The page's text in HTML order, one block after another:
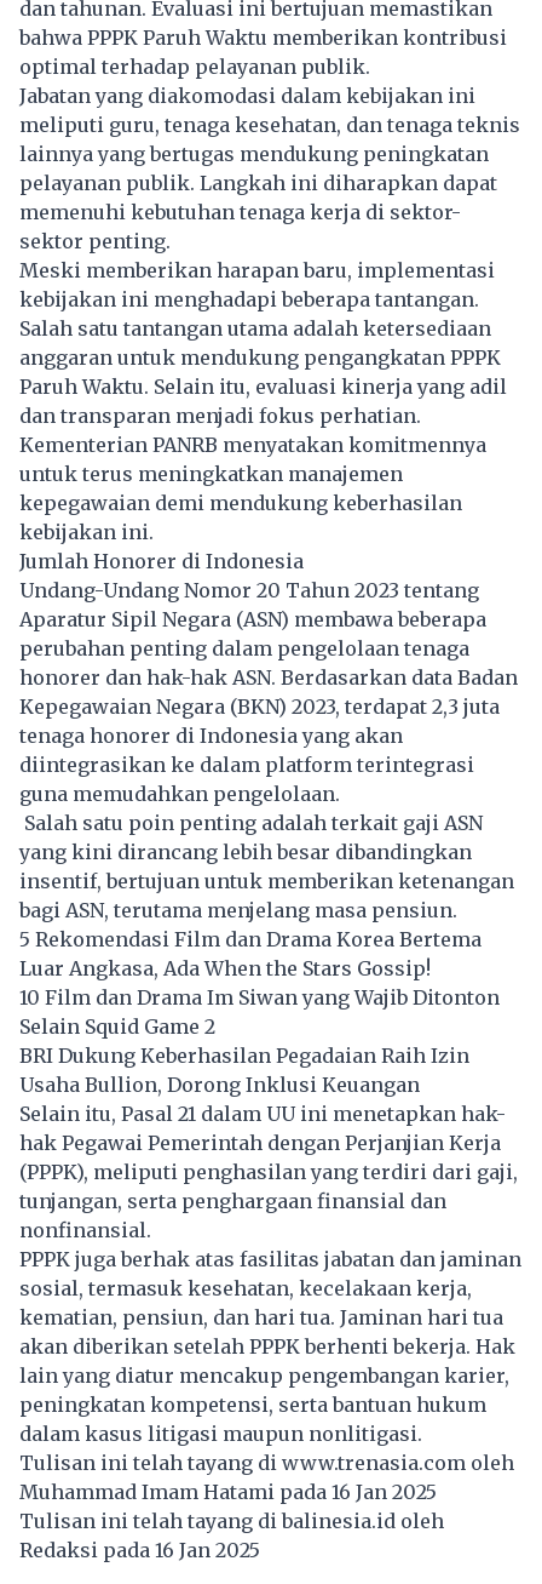
dan tahunan. Evaluasi ini bertujuan memastikan
bahwa PPPK Paruh Waktu memberikan kontribusi
optimal terhadap pelayanan publik.
Jabatan yang diakomodasi dalam kebijakan ini
meliputi guru, tenaga kesehatan, dan tenaga teknis
lainnya yang bertugas mendukung peningkatan
pelayanan publik. Langkah ini diharapkan dapat
memenuhi kebutuhan tenaga kerja di sektor-
sektor penting.
Meski memberikan harapan baru, implementasi
kebijakan ini menghadapi beberapa tantangan.
Salah satu tantangan utama adalah ketersediaan
anggaran untuk mendukung pengangkatan PPPK
Paruh Waktu. Selain itu, evaluasi kinerja yang adil
dan transparan menjadi fokus perhatian.
Kementerian PANRB menyatakan komitmennya
untuk terus meningkatkan manajemen
kepegawaian demi mendukung keberhasilan
kebijakan ini.
Jumlah Honorer di Indonesia
Undang-Undang Nomor 20 Tahun 2023 tentang
Aparatur Sipil Negara (ASN) membawa beberapa
perubahan penting dalam pengelolaan tenaga
honorer dan hak-hak ASN. Berdasarkan data Badan
Kepegawaian Negara (BKN) 2023, terdapat 2,3 juta
tenaga honorer di Indonesia yang akan
diintegrasikan ke dalam platform terintegrasi
guna memudahkan pengelolaan.
Salah satu poin penting adalah terkait gaji ASN
yang kini dirancang lebih besar dibandingkan
insentif, bertujuan untuk memberikan ketenangan
bagi ASN, terutama menjelang masa pensiun.
5 Rekomendasi Film dan Drama Korea Bertema
Luar Angkasa, Ada When the Stars Gossip!
10 Film dan Drama Im Siwan yang Wajib Ditonton
Selain Squid Game 2
BRI Dukung Keberhasilan Pegadaian Raih Izin
Usaha Bullion, Dorong Inklusi Keuangan
Selain itu, Pasal 21 dalam UU ini menetapkan hak-
hak Pegawai Pemerintah dengan Perjanjian Kerja
(PPPK), meliputi penghasilan yang terdiri dari gaji,
tunjangan, serta penghargaan finansial dan
nonfinansial.
PPPK juga berhak atas fasilitas jabatan dan jaminan
sosial, termasuk kesehatan, kecelakaan kerja,
kematian, pensiun, dan hari tua. Jaminan hari tua
akan diberikan setelah PPPK berhenti bekerja. Hak
lain yang diatur mencakup pengembangan karier,
peningkatan kompetensi, serta bantuan hukum
dalam kasus litigasi maupun nonlitigasi.
Tulisan ini telah tayang di www.trenasia.com oleh
Muhammad Imam Hatami pada 16 Jan 2025
Tulisan ini telah tayang dibalinesia.id oleh
Redaksi pada 16 Jan 2025